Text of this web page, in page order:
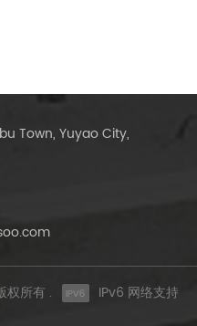
Town, Yuyao City,
权所有 .
IPv6 网络支持